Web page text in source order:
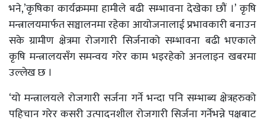
भने,’कृषिका कार्यक्रममा हामीले बढी सम्भावना देखेका छौं ।’ कृषि
मन्त्रालयमार्फत सञ्चालनमा रहेका आयोजनालाई प्रभावकारी बनाउन
सके ग्रामीण क्षेत्रमा रोजगारी सिर्जनाको सम्भावना बढी भएकाले
कृषि मन्त्रालयसँग समन्वय गरेर काम भइरहेको अनलाइन खबरमा
उल्लेख छ ।
‘यो मन्त्रालयले रोजगारी सर्जना गर्ने भन्दा पनि सम्भाब्य क्षेत्रहरुको
पहिचान गरेर कसरी उत्पादनशील रोजगारी सिर्जना गर्नेभन्ने पक्षबाट